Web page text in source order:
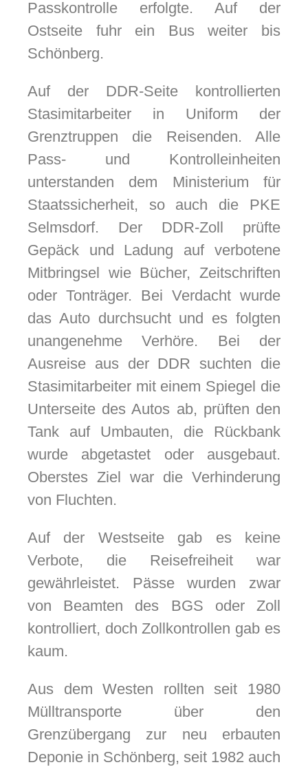
Passkontrolle erfolgte. Auf der
Ostseite fuhr ein Bus weiter bis
Schönberg.
Auf der DDR-Seite kontrollierten
Stasimitarbeiter in Uniform der
Grenztruppen die Reisenden. Alle
Pass- und Kontrolleinheiten
unterstanden dem Ministerium für
Staatssicherheit, so auch die PKE
Selmsdorf. Der DDR-Zoll prüfte
Gepäck und Ladung auf verbotene
Mitbringsel wie Bücher, Zeitschriften
oder Tonträger. Bei Verdacht wurde
das Auto durchsucht und es folgten
unangenehme Verhöre. Bei der
Ausreise aus der DDR suchten die
Stasimitarbeiter mit einem Spiegel die
Unterseite des Autos ab, prüften den
Tank auf Umbauten, die Rückbank
wurde abgetastet oder ausgebaut.
Oberstes Ziel war die Verhinderung
von Fluchten.
Auf der Westseite gab es keine
Verbote, die Reisefreiheit war
gewährleistet. Pässe wurden zwar
von Beamten des BGS oder Zoll
kontrolliert, doch Zollkontrollen gab es
kaum.
Aus dem Westen rollten seit 1980
Mülltransporte über den
Grenzübergang zur neu erbauten
Deponie in Schönberg, seit 1982 auch